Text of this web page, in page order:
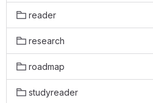
reader
research
roadmap
studyreader